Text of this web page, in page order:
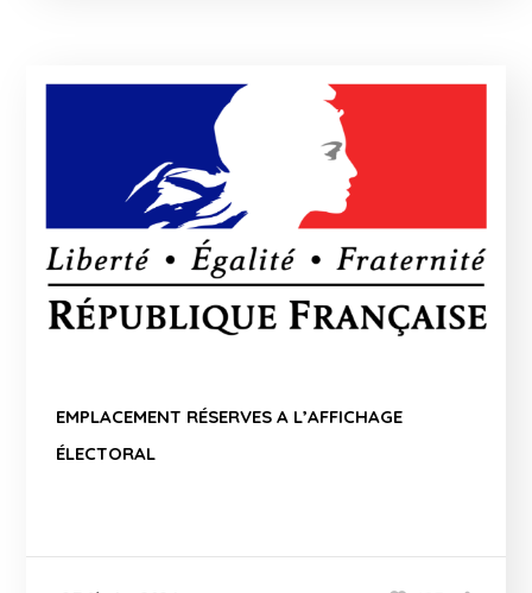
EMPLACEMENT RÉSERVES A L’AFFICHAGE
ÉLECTORAL